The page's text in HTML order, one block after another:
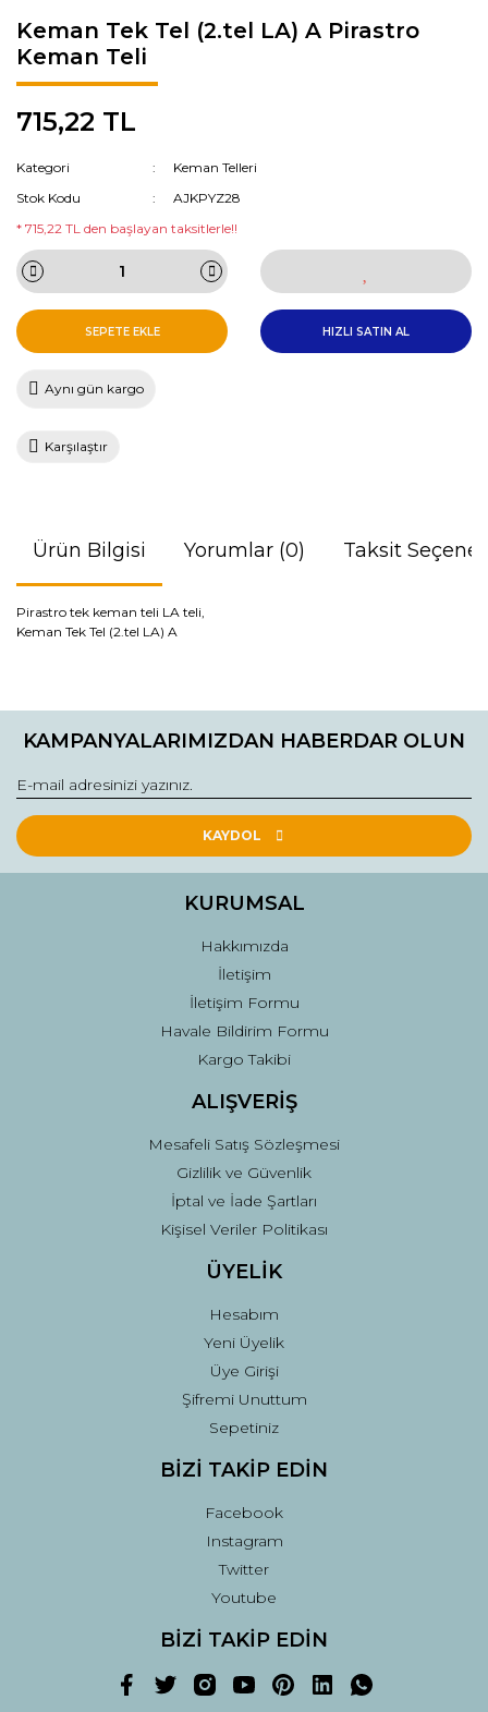
Keman Tek Tel (2.tel LA) A Pirastro
Keman Teli
715,22 TL
Kategori
Keman Telleri
Stok Kodu
AJKPYZ28
* 715,22 TL den başlayan taksitlerle!!
SEPETE EKLE HIZLI SATIN AL
Aynı gün kargo
Karşılaştır
Ürün Bilgisi Yorumlar (0) Taksit
Pirastro tek keman teli LA teli,
Keman Tek Tel (2.tel LA) A
konularda yetersiz gördüğünüz noktaları öneri formunu
Görüş ve önerileriniz için teşekkür ederiz.
Ürün resmi kalitesiz, bozuk veya görüntülenemiyor.
Ürün açıklamasında eksik bilgiler bulunuyor.
Ürün fiyatı diğer sitelerden daha pahalı.
Gönder
KAMPANYALARIMIZDAN HABERDAR OLUN
KAYDOL
KURUMSAL
Hakkımızda
İletişim
İletişim Formu
Havale Bildirim Formu
Kargo Takibi
ALIŞVERİŞ
Mesafeli Satış Sözleşmesi
Gizlilik ve Güvenlik
İptal ve İade Şartları
Kişisel Veriler Politikası
ÜYELİK
Hesabım
Yeni Üyelik
Üye Girişi
Şifremi Unuttum
Sepetiniz
BİZİ TAKİP EDİN
Facebook
Instagram
Twitter
Youtube
BİZİ TAKİP EDİN